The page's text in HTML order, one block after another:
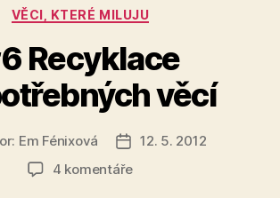
Rubriky
VĚCI, KTERÉ MILUJU
Recyklace
věcí
Em Fénixová
Datum
příspěvku
12. 5. 2012
4 komentářeu